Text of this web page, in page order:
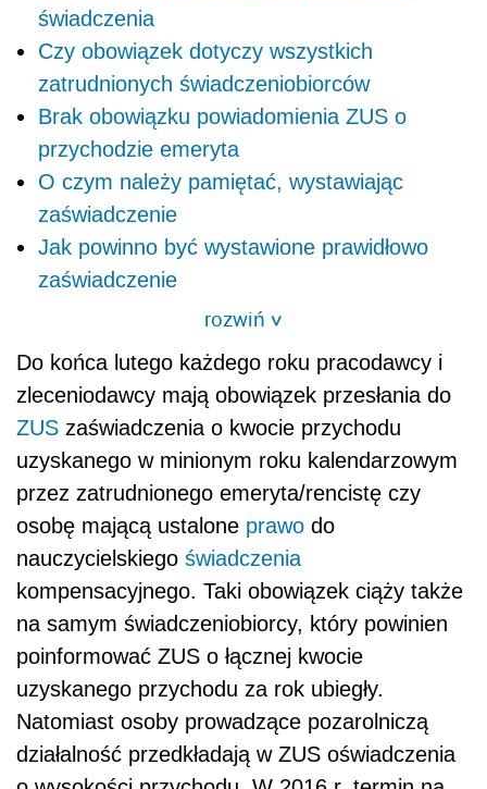
świadczenia
Czy obowiązek dotyczy wszystkich
zatrudnionych świadczeniobiorców
Brak obowiązku powiadomienia ZUS o
przychodzie emeryta
O czym należy pamiętać, wystawiając
zaświadczenie
Jak powinno być wystawione prawidłowo
zaświadczenie
rozwiń>
Do końca lutego każdego roku pracodawcy i
zleceniodawcy mają obowiązek przesłania do
ZUS zaświadczenia o kwocie przychodu
uzyskanego w minionym roku kalendarzowym
przez zatrudnionego emeryta/rencistę czy
osobę mającą ustalone prawo do
nauczycielskiego świadczenia
kompensacyjnego. Taki obowiązek ciąży także
na samym świadczeniobiorcy, który powinien
poinformować ZUS o łącznej kwocie
uzyskanego przychodu za rok ubiegły.
Natomiast osoby prowadzące pozarolniczą
działalność przedkładają w ZUS oświadczenia